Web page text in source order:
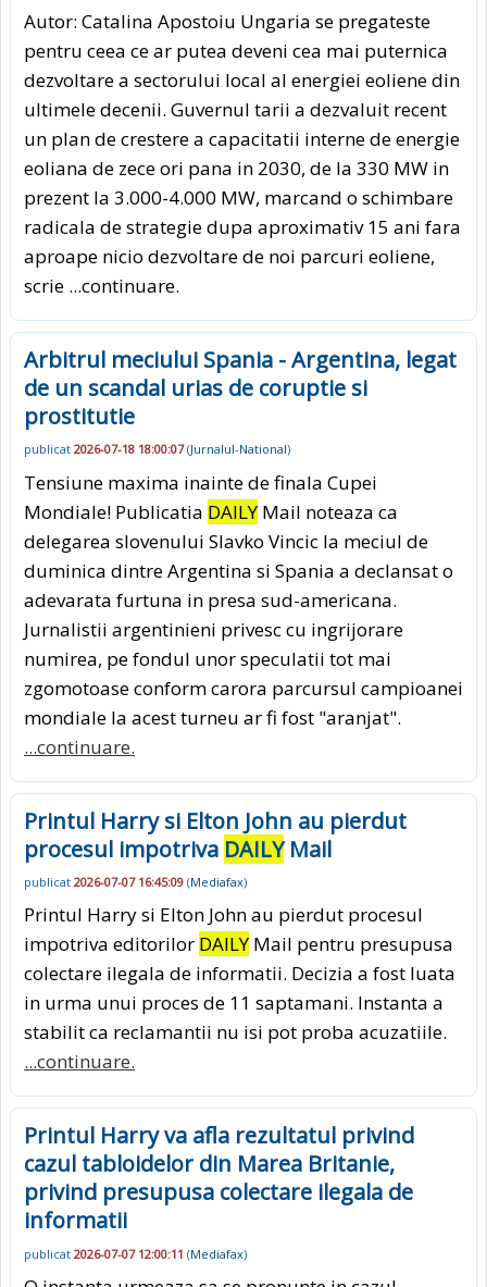
Autor: Catalina Apostoiu Ungaria se pregateste
pentru ceea ce ar putea deveni cea mai pu­ternica
dezvoltare a sectorului local al energiei eoliene din
ultimele dece­nii. Guvernul tarii a dezvaluit recent
un plan de crestere a capacitatii inter­ne de energie
eoliana de zece ori pa­na in 2030, de la 330 MW in
prezent la 3.000-4.000 MW, marcand o schimbare
radicala de strategie dupa aproximativ 15 ani fara
aproape nicio dezvoltare de noi parcuri eoliene,
scrie ...continuare.
Arbitrul meciului Spania - Argentina, legat
de un scandal urias de coruptie si
prostitutie
publicat 2026-07-18 18:00:07(Jurnalul-National)
Tensiune maxima inainte de finala Cupei
Mondiale! Publicatia DAILY Mail noteaza ca
delegarea slovenului Slavko Vincic la meciul de
duminica dintre Argentina si Spania a declansat o
adevarata furtuna in presa sud-americana.
Jurnalistii argentinieni privesc cu ingrijorare
numirea, pe fondul unor speculatii tot mai
zgomotoase conform carora parcursul campioanei
mondiale la acest turneu ar fi fost "aranjat".
...continuare.
Printul Harry si Elton John au pierdut
procesul impotriva DAILYMail
publicat 2026-07-07 16:45:09 (Mediafax)
Printul Harry si Elton John au pierdut procesul
impotriva editorilor DAILY Mail pentru presupusa
colectare ilegala de informatii. Decizia a fost luata
in urma unui proces de 11 saptamani. Instanta a
stabilit ca reclamantii nu isi pot proba acuzatiile.
...continuare.
Printul Harry va afla rezultatul privind
cazul tabloidelor din Marea Britanie,
privind presupusa colectare ilegala de
informatii
publicat 2026-07-07 12:00:11 (Mediafax)